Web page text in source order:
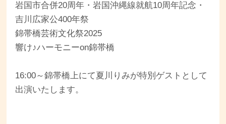
岩国市合併20周年・岩国沖縄線就航10周年記念・
吉川広家公400年祭
錦帯橋芸術文化祭2025
響け♪ハーモニーon錦帯橋
16:00～錦帯橋上にて夏川りみが特別ゲストとして
出演いたします。